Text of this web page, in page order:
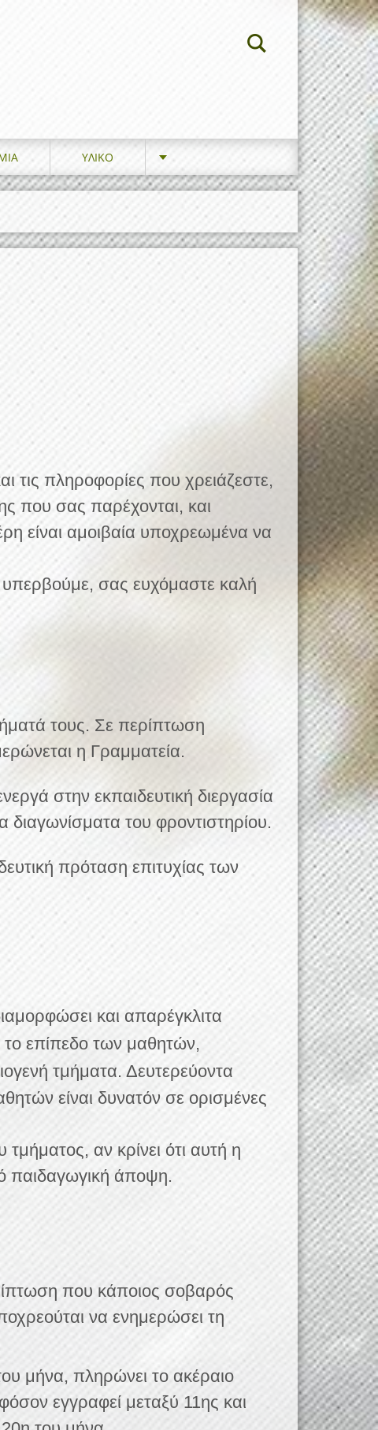
ΥΛΙΚΟ
τις πληροφορίες που χρειάζεστε,
που σας παρέχονται, και
είναι αμοιβαία υποχρεωμένα να
υπερβούμε, σας ευχόμαστε καλή
τους. Σε περίπτωση
η Γραμματεία.
στην εκπαιδευτική διεργασία
του φροντιστηρίου.
πρόταση επιτυχίας των
και απαρέγκλιτα
το επίπεδο των μαθητών,
τμήματα. Δευτερεύοντα
είναι δυνατόν σε ορισμένες
αν κρίνει ότι αυτή η
παιδαγωγική άποψη.
που κάποιος σοβαρός
να ενημερώσει τη
μήνα, πληρώνει το ακέραιο
εγγραφεί μεταξύ 11ης και